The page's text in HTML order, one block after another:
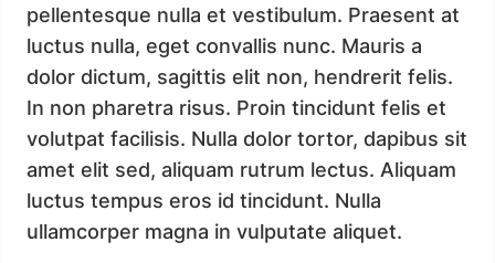
pellentesque nulla et vestibulum. Praesent at
luctus nulla, eget convallis nunc. Mauris a
dolor dictum, sagittis elit non, hendrerit felis.
In non pharetra risus. Proin tincidunt felis et
volutpat facilisis. Nulla dolor tortor, dapibus sit
amet elit sed, aliquam rutrum lectus. Aliquam
luctus tempus eros id tincidunt. Nulla
ullamcorper magna in vulputate aliquet.